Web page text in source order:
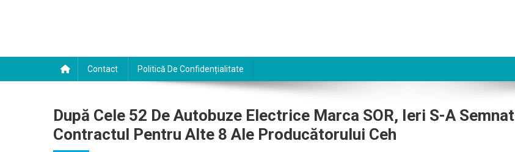
Contact Politică De Confidențialitate
După Cele 52 De Autobuze Electrice Marca SOR, Ieri S-A Semnat
Contractul Pentru Alte 8 Ale Producătorului Ceh